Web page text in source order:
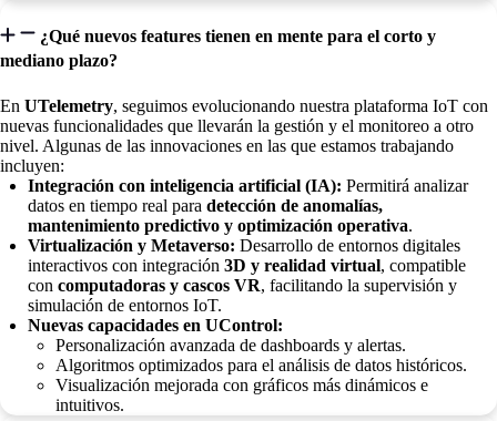
¿Qué nuevos features tienen en mente para el corto y
mediano plazo?
En UTelemetry, seguimos evolucionando nuestra plataforma IoT con
nuevas funcionalidades que llevarán la gestión y el monitoreo a otro
nivel. Algunas de las innovaciones en las que estamos trabajando
incluyen:
Integración con inteligencia artificial (IA): Permitirá analizar
datos en tiempo real para detección de anomalías,
mantenimiento predictivo y optimización operativa.
Virtualización y Metaverso: Desarrollo de entornos digitales
interactivos con integración 3D y realidad virtual, compatible
con computadoras y cascos VR, facilitando la supervisión y
simulación de entornos IoT.
Nuevas capacidades en UControl:
Personalización avanzada de dashboards y alertas.
Algoritmos optimizados para el análisis de datos históricos.
Visualización mejorada con gráficos más dinámicos e
intuitivos.